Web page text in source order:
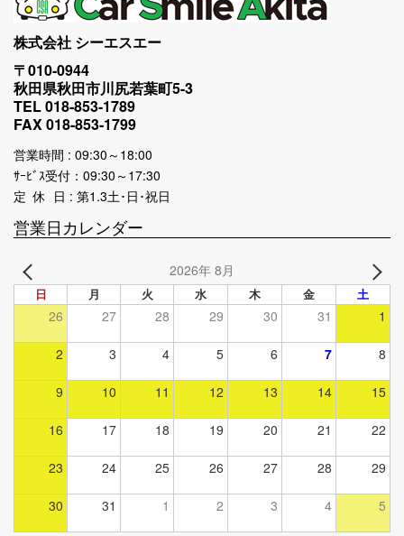
株式会社 シーエスエー
〒010-0944
秋田県秋田市川尻若葉町5-3
TEL 018-853-1789
FAX 018-853-1799
営業時間 : 09:30～18:00
ｻｰﾋﾞｽ受付：09:30～17:30
定 休 日 : 第1.3土･日･祝日
営業日カレンダー
2026年 8月
日 月 火 水 木 金 土
26 27 28 29 30 31 1
2 3 4 5 6 7 8
9 10 11 12 13 14 15
16 17 18 19 20 21 22
23 24 25 26 27 28 29
30 31 1 2 3 4 5